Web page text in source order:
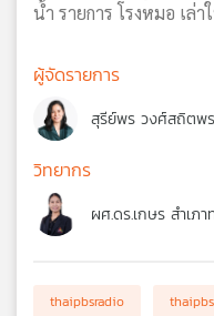
น้ำ รายการ โรงหมอ เล่า
ผู้จัดรายการ
สุรีย์พร วงศ์สถิตพร
วิทยากร
ผศ.ดร.เกษร สำเภา
thaipbsradio thaipbs